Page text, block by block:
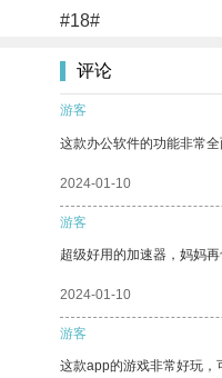
#18#
评论
游客
这款办公软件的功能非常
2024-01-10
游客
超级好用的加速器，妈妈
2024-01-10
游客
这款app的游戏非常好玩，